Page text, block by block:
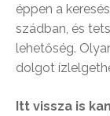
éppen a
szádban, és
lehetőség.
dolgot
Itt vissza is